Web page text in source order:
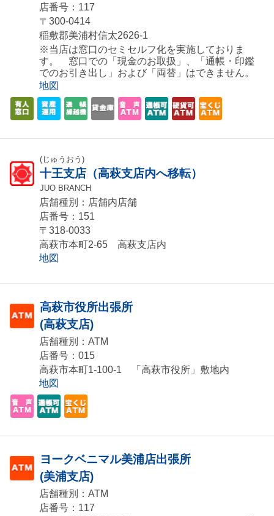
店番号：117
〒300-0414
稲敷郡美浦村信太2626-1
※当店は窓口のセミセルフ化を実施しておりま
す。 窓口での「現金のお取扱」、「通帳・印鑑
でのお引き出し」および「両替」はできません。
地図
(じゅうおう)
十王支店（高萩支店内へ移転）
JUO BRANCH
店舗種別：店舗内店舗
店番号：151
〒318-0033
高萩市本町2-65 高萩支店内
地図
高萩市役所出張所
(高萩支店)
店舗種別：ATM
店番号：015
高萩市本町1-100-1 「高萩市役所」敷地内
地図
ヨークベニマル美浦店出張所
(美浦支店)
店舗種別：ATM
店番号：117